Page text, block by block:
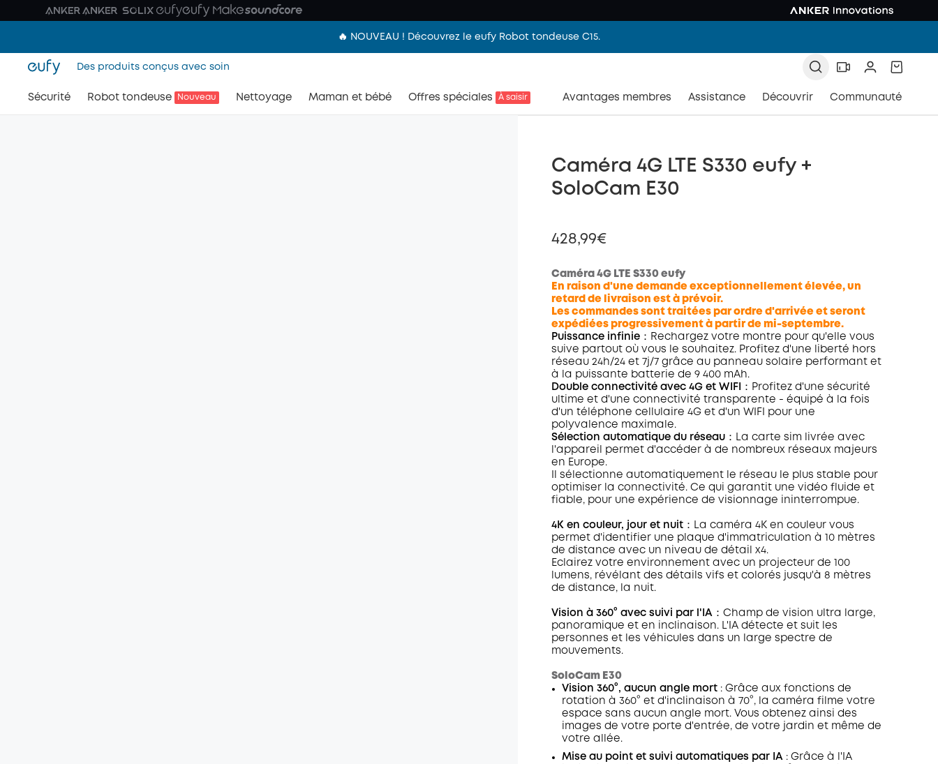
🔥 NOUVEAU ! Découvrez le eufy Robot tondeuse C15.
Des produits conçus avec soin
Sécurité Robot tondeuse Nouveau Nettoyage Maman et bébé Offres spéciales À saisir Avantages membres Assistance Découvrir Communauté
Caméra 4G LTE S330 eufy +
SoloCam E30
428,99€
Caméra 4G LTE S330 eufy
En raison d'une demande exceptionnellement élevée, un
retard de livraison est à prévoir.
Les commandes sont traitées par ordre d'arrivée et seront
expédiées progressivement à partir de mi-septembre.
Puissance infinie：Rechargez votre montre pour qu'elle vous
suive partout où vous le souhaitez. Profitez d'une liberté hors
réseau 24h/24 et 7j/7 grâce au panneau solaire performant et
à la puissante batterie de 9 400 mAh.
Double connectivité avec 4G et WIFI
：Profitez d'une sécurité
ultime et d'une connectivité transparente - équipé à la fois
d'un téléphone cellulaire 4G et d'un WIFI pour une
polyvalence maximale.
Sélection automatique du réseau：La carte sim livrée avec
l'appareil permet d'accéder à de nombreux réseaux majeurs
en Europe.
Il sélectionne automatiquement le réseau le plus stable pour
optimiser la connectivité. Ce qui garantit une vidéo fluide et
fiable, pour une expérience de visionnage ininterrompue.
4K en couleur, jour et nuit：La caméra 4K en couleur vous
permet d'identifier une plaque d'immatriculation à 10 mètres
de distance avec un niveau de détail x4.
Eclairez votre environnement avec un projecteur de 100
lumens, révélant des détails vifs et colorés jusqu'à 8 mètres
de distance, la nuit.
Vision à 360° avec suivi par l'IA：Champ de vision ultra large,
panoramique et en inclinaison. L'IA détecte et suit les
personnes et les véhicules dans un large spectre de
mouvements.
SoloCam E30
Vision 360°, aucun angle mort: Grâce aux fonctions de
rotation à 360° et d'inclinaison à 70°, la caméra filme votre
espace sans aucun angle mort. Vous obtenez ainsi des
images de votre porte d'entrée, de votre jardin et même de
votre allée.
Mise au point et suivi automatiques par IA: Grâce à l'IA